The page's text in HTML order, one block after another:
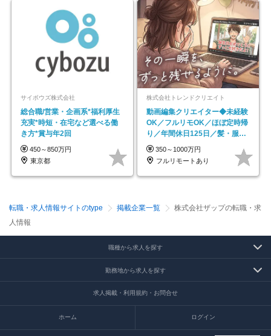
サイボウズ株式会社
総合職/営業・企画系*福利厚生
充実*時短・在宅など選べる働
き方*賞与年2回
450～850万円
東京都
株式会社トレンドクリエイト
動画編集クリエイター◆未経験
OK／フルリモOK／ほぼ定時帰
り／年間休日125日／髪・服・
ネイル自由／副業OK
350～1000万円
フルリモートあり
転職・求人情報サイトのtype 掲載企業一覧
株式会社ザップの転職・求
人情報
職種から求人を探す
勤務地から求人を探す
求人掲載・利用規約・お問合せ
ホーム ログイン